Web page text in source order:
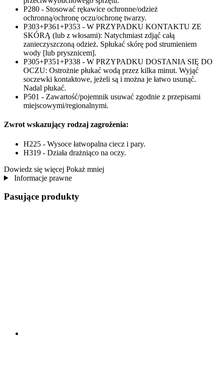
P280 - Stosować rękawice ochronne/odzież
ochronną/ochronę oczu/ochronę twarzy.
P303+P361+P353 - W PRZYPADKU KONTAKTU ZE
SKÓRĄ (lub z włosami): Natychmiast zdjąć całą
zanieczyszczoną odzież. Spłukać skórę pod strumieniem
wody [lub prysznicem].
P305+P351+P338 - W PRZYPADKU DOSTANIA SIĘ DO
OCZU: Ostrożnie płukać wodą przez kilka minut. Wyjąć
soczewki kontaktowe, jeżeli są i można je łatwo usunąć.
Nadal płukać.
P501 - Zawartość/pojemnik usuwać zgodnie z przepisami
miejscowymi/regionalnymi.
Zwrot wskazujący rodzaj zagrożenia:
H225 - Wysoce łatwopalna ciecz i pary.
H319 - Działa drażniąco na oczy.
Dowiedz się więcej Pokaż mniej
Informacje prawne
Pasujące produkty